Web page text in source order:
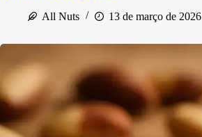
All Nuts
13 de março de 2026